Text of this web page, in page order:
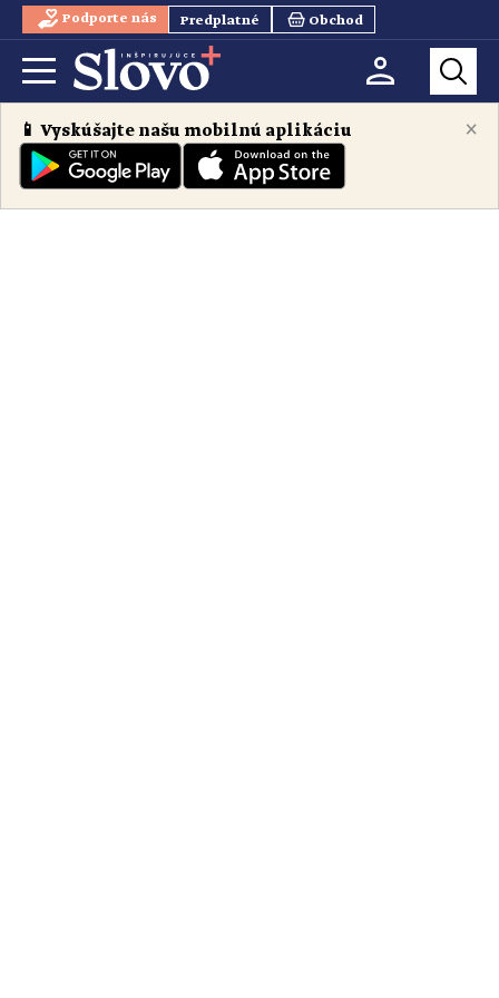
Podporte nás Predplatné Obchod
×
📱 Vyskúšajte našu mobilnú aplikáciu